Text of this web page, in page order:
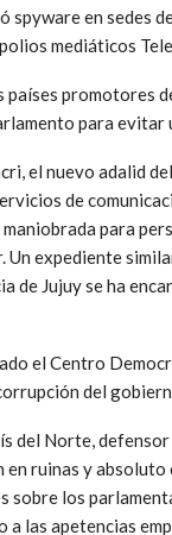
spyware en sedes
mediáticos
países promotores
para evitar
el nuevo adalid
de
para
Un expediente
de Jujuy se ha
el Centro
del
del Norte,
en ruinas y
sobre los
a las apetencias